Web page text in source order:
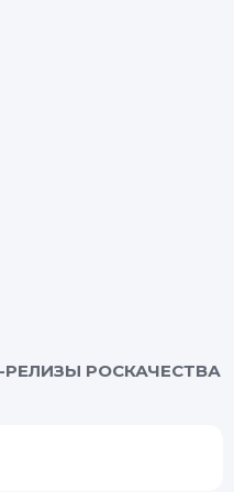
РОСКАЧЕСТВА